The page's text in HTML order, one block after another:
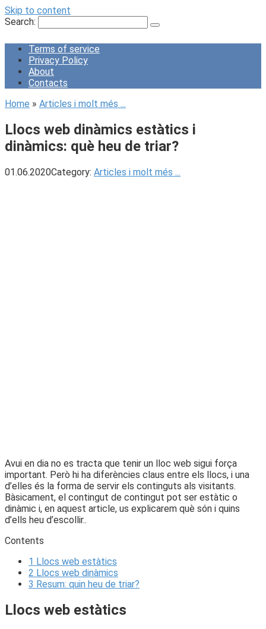
Skip to content
Search:
Terms of service
Privacy Policy
About
Contacts
Home » Articles i molt més ...
Llocs web dinàmics estàtics i
dinàmics: què heu de triar?
01.06.2020Category: Articles i molt més ...
Avui en dia no es tracta que tenir un lloc web sigui força
important. Però hi ha diferències claus entre els llocs, i una
d’elles és la forma de servir els continguts als visitants.
Bàsicament, el contingut de contingut pot ser estàtic o
dinàmic i, en aquest article, us explicarem què són i quins
d’ells heu d’escollir..
Contents
1 Llocs web estàtics
2 Llocs web dinàmics
3 Resum: quin heu de triar?
Llocs web estàtics